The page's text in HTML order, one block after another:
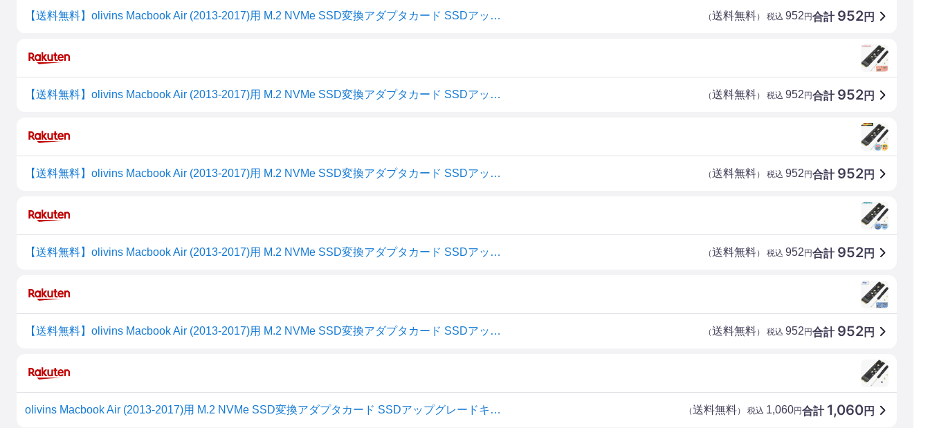
【送料無料】olivins Macbook Air (2013-2017)用 M.2 NVMe SSD変換アダプタカード SSDアップグレードキット 色：ブラック 合計 952円
（送料無料） 税込 952円
【送料無料】olivins Macbook Air (2013-2017)用 M.2 NVMe SSD変換アダプタカード SSDアップグレードキット 合計 952円
（送料無料） 税込 952円
【送料無料】olivins Macbook Air (2013-2017)用 M.2 NVMe SSD変換アダプタカード SSDアップグレードキット 合計 952円
（送料無料） 税込 952円
【送料無料】olivins Macbook Air (2013-2017)用 M.2 NVMe SSD変換アダプタカード SSDアップグレードキット 色：ブラック 合計 952円
（送料無料） 税込 952円
【送料無料】olivins Macbook Air (2013-2017)用 M.2 NVMe SSD変換アダプタカード SSDアップグレードキット 色：ブラック 合計 952円
（送料無料） 税込 952円
olivins Macbook Air (2013-2017)用 M.2 NVMe SSD変換アダプタカード SSDアップグレードキット 合計 1,060円
（送料無料） 税込 1,060円